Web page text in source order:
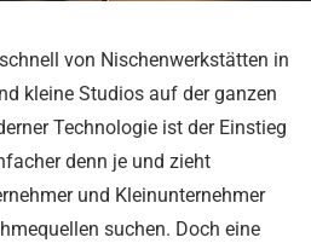
von Nischenwerkstätten in
kleine Studios auf der ganzen
Technologie ist der Einstieg
denn je und zieht
und Kleinunternehmer
suchen. Doch eine